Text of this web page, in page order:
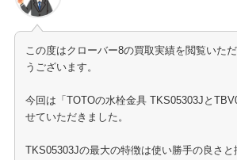
この度はクローバー8の買取実績を閲覧いた
うございます。
今回は「TOTOの水栓金具 TKS05303Jと
せていただきました。
TKS05303Jの最大の特徴は使い勝手の良さ